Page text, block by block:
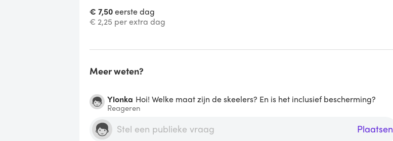
€ 7,50eerste dag
€ 2,25 per extra dag
Meer weten?
Ylonka Hoi! Welke maat zijn de skeelers? En is het inclusief bescherming?
Reageren
Plaatsen